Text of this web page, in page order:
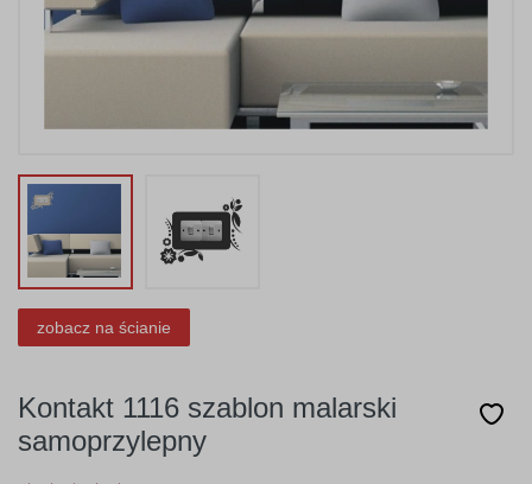
zobacz na ścianie
Kontakt 1116 szablon malarski
samoprzylepny